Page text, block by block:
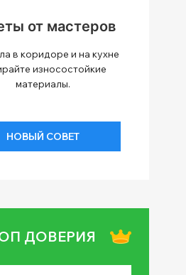
от мастеров
в коридоре и на кухне
износостойкие
материалы.
НОВЫЙ СОВЕТ
ДОВЕРИЯ